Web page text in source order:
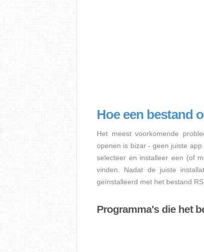
Hoe een bestand
Het meest voorkomende
openen is bizar - geen juiste
selecteer en installeer een (of
vinden. Nadat de juiste
geïnstalleerd met het bestand
Programma's die het